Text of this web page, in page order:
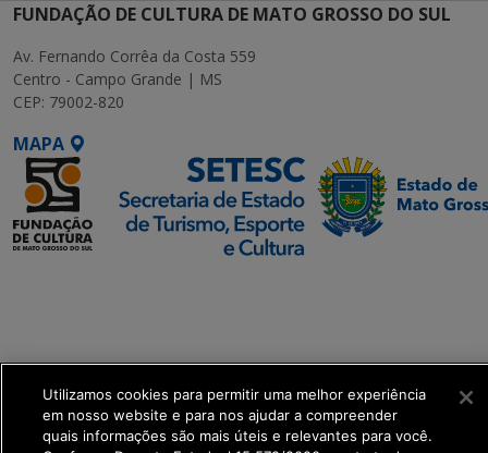
FUNDAÇÃO DE CULTURA DE MATO GROSSO DO SUL
Av. Fernando Corrêa da Costa 559
Centro - Campo Grande | MS
CEP: 79002-820
MAPA
get_footer();
Utilizamos cookies para permitir uma melhor experiência
em nosso website e para nos ajudar a compreender
quais informações são mais úteis e relevantes para você.